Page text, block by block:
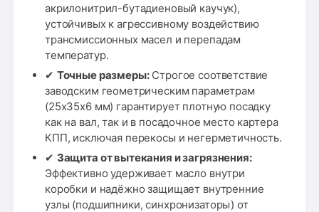
акрилонитрил-бутадиеновый каучук),
устойчивых к агрессивному воздействию
трансмиссионных масел и перепадам
температур.
✔ Точные размеры:Строгое соответствие
заводским геометрическим параметрам
(25x35x6 мм) гарантирует плотную посадку
как на вал, так и в посадочное место картера
КПП, исключая перекосы и негерметичность.
✔ Защита от вытекания и загрязнения:
Эффективно удерживает масло внутри
коробки и надёжно защищает внутренние
узлы (подшипники, синхронизаторы) от